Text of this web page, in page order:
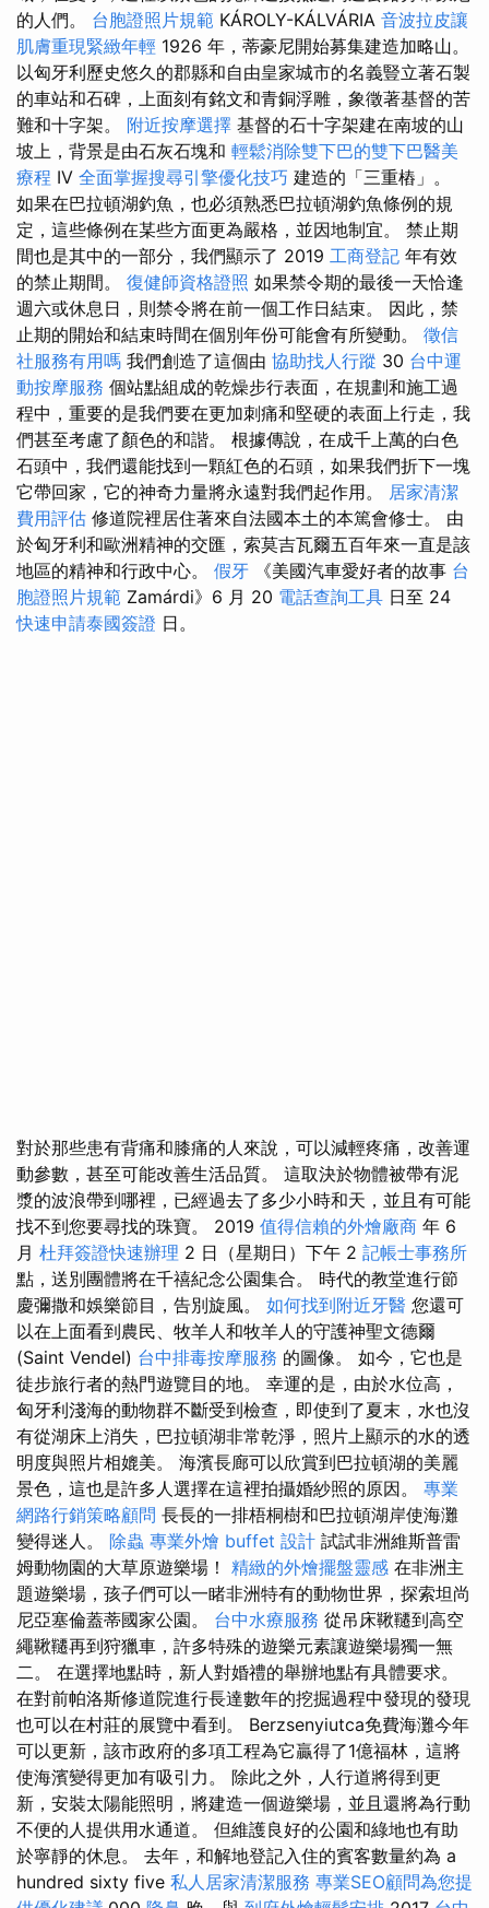
的人們。 台胞證照片規範 KÁROLY-KÁLVÁRIA 音波拉皮讓
肌膚重現緊緻年輕 1926 年，蒂豪尼開始募集建造加略山。
以匈牙利歷史悠久的郡縣和自由皇家城市的名義豎立著石製
的車站和石碑，上面刻有銘文和青銅浮雕，象徵著基督的苦
難和十字架。 附近按摩選擇 基督的石十字架建在南坡的山
坡上，背景是由石灰石塊和 輕鬆消除雙下巴的雙下巴醫美
療程 IV 全面掌握搜尋引擎優化技巧 建造的「三重樁」。
如果在巴拉頓湖釣魚，也必須熟悉巴拉頓湖釣魚條例的規
定，這些條例在某些方面更為嚴格，並因地制宜。 禁止期
間也是其中的一部分，我們顯示了 2019 工商登記 年有效
的禁止期間。 復健師資格證照 如果禁令期的最後一天恰逢
週六或休息日，則禁令將在前一個工作日結束。 因此，禁
止期的開始和結束時間在個別年份可能會有所變動。 徵信
社服務有用嗎 我們創造了這個由 協助找人行蹤 30 台中運
動按摩服務 個站點組成的乾燥步行表面，在規劃和施工過
程中，重要的是我們要在更加刺痛和堅硬的表面上行走，我
們甚至考慮了顏色的和諧。 根據傳說，在成千上萬的白色
石頭中，我們還能找到一顆紅色的石頭，如果我們折下一塊
它帶回家，它的神奇力量將永遠對我們起作用。 居家清潔
費用評估 修道院裡居住著來自法國本土的本篤會修士。 由
於匈牙利和歐洲精神的交匯，索莫吉瓦爾五百年來一直是該
地區的精神和行政中心。 假牙 《美國汽車愛好者的故事 台
胞證照片規範 Zamárdi》6 月 20 電話查詢工具 日至 24
快速申請泰國簽證 日。
對於那些患有背痛和膝痛的人來說，可以減輕疼痛，改善運
動參數，甚至可能改善生活品質。 這取決於物體被帶有泥
漿的波浪帶到哪裡，已經過去了多少小時和天，並且有可能
找不到您要尋找的珠寶。 2019 值得信賴的外燴廠商 年 6
月 杜拜簽證快速辦理 2 日（星期日）下午 2 記帳士事務所
點，送別團體將在千禧紀念公園集合。 時代的教堂進行節
慶彌撒和娛樂節目，告別旋風。 如何找到附近牙醫 您還可
以在上面看到農民、牧羊人和牧羊人的守護神聖文德爾
(Saint Vendel) 台中排毒按摩服務 的圖像。 如今，它也是
徒步旅行者的熱門遊覽目的地。 幸運的是，由於水位高，
匈牙利淺海的動物群不斷受到檢查，即使到了夏末，水也沒
有從湖床上消失，巴拉頓湖非常乾淨，照片上顯示的水的透
明度與照片相媲美。 海濱長廊可以欣賞到巴拉頓湖的美麗
景色，這也是許多人選擇在這裡拍攝婚紗照的原因。 專業
網路行銷策略顧問 長長的一排梧桐樹和巴拉頓湖岸使海灘
變得迷人。 除蟲 專業外燴 buffet 設計 試試非洲維斯普雷
姆動物園的大草原遊樂場！ 精緻的外燴擺盤靈感 在非洲主
題遊樂場，孩子們可以一睹非洲特有的動物世界，探索坦尚
尼亞塞倫蓋蒂國家公園。 台中水療服務 從吊床鞦韆到高空
繩鞦韆再到狩獵車，許多特殊的遊樂元素讓遊樂場獨一無
二。 在選擇地點時，新人對婚禮的舉辦地點有具體要求。
在對前帕洛斯修道院進行長達數年的挖掘過程中發現的發現
也可以在村莊的展覽中看到。 Berzsenyiutca免費海灘今年
可以更新，該市政府的多項工程為它贏得了1億福林，這將
使海濱變得更加有吸引力。 除此之外，人行道將得到更
新，安裝太陽能照明，將建造一個遊樂場，並且還將為行動
不便的人提供用水通道。 但維護良好的公園和綠地也有助
於寧靜的休息。 去年，和解地登記入住的賓客數量約為 a
hundred sixty five 私人居家清潔服務 專業SEO顧問為您提